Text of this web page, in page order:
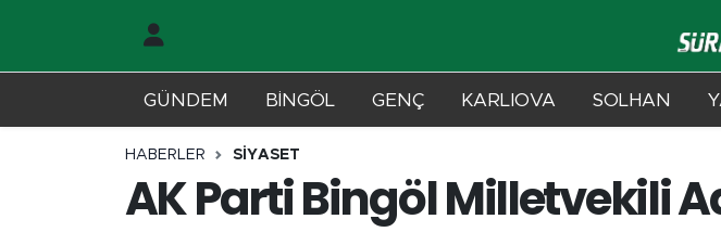
GÜNDEM BİNGÖL GENÇ KARLIOVA SOLHAN
HABERLER SİYASET
AK Parti Bingöl Milletvekili
Merkez Trafik Yoğunluk Haritası